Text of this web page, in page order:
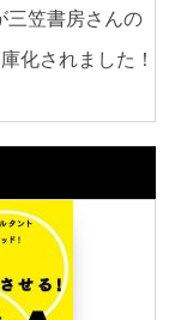
三笠書房さんの
化されました！